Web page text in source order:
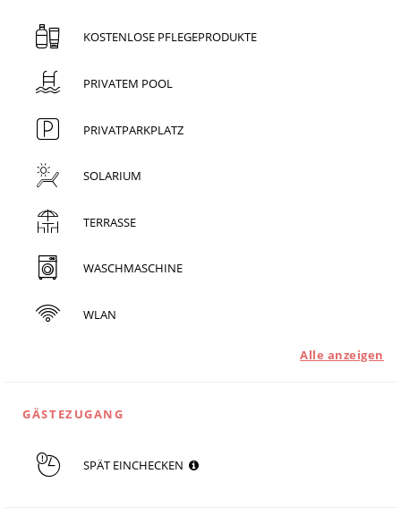
KOSTENLOSE PFLEGEPRODUKTE
PRIVATEM POOL
PRIVATPARKPLATZ
SOLARIUM
TERRASSE
WASCHMASCHINE
WLAN
Alle anzeigen
GÄSTEZUGANG
SPÄT EINCHECKEN